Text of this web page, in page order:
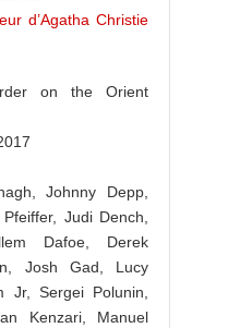
d’Agatha Christie
on the Orient
Johnny Depp,
Judi Dench,
Dafoe, Derek
Josh Gad, Lucy
Jr, Sergei Polunin,
Kenzari, Manuel